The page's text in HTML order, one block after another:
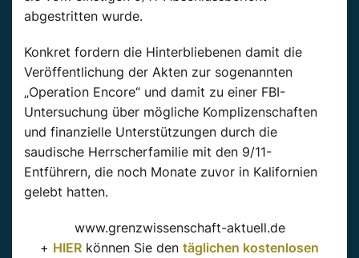
abgestritten wurde.
Konkret fordern die Hinterbliebenen damit die
Veröffentlichung der Akten zur sogenannten
„Operation Encore“ und damit zu einer FBI-
Untersuchung über mögliche Komplizenschaften
und finanzielle Unterstützungen durch die
saudische Herrscherfamilie mit den 9/11-
Entführern, die noch Monate zuvor in Kalifornien
gelebt hatten.
www.grenzwissenschaft-aktuell.de
+ HIER können Sie den täglichen kostenlosen